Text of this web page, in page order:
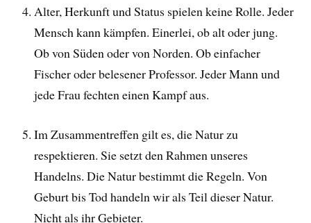
Alter, Herkunft und Status spielen keine Rolle. Jeder
Mensch kann kämpfen. Einerlei, ob alt oder jung.
Ob von Süden oder von Norden. Ob einfacher
Fischer oder belesener Professor. Jeder Mann und
jede Frau fechten einen Kampf aus.
Im Zusammentreffen gilt es, die Natur zu
respektieren. Sie setzt den Rahmen unseres
Handelns. Die Natur bestimmt die Regeln. Von
Geburt bis Tod handeln wir als Teil dieser Natur.
Nicht als ihr Gebieter.